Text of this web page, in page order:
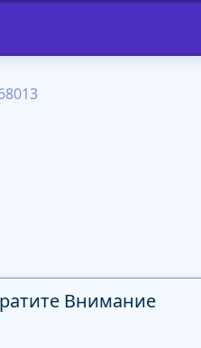
Внимание